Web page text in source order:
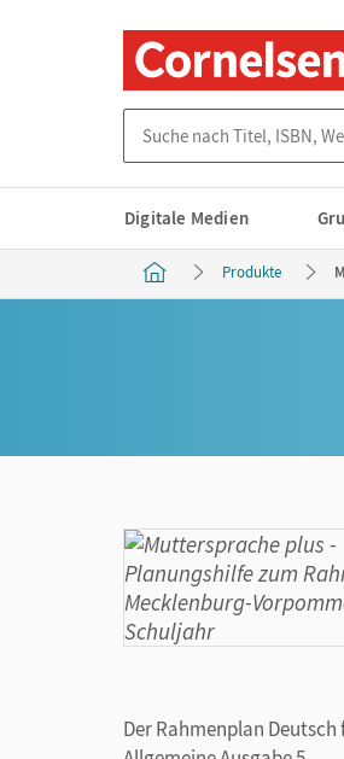
Digitale Medien
Produkte
Der Rahmenplan